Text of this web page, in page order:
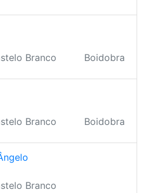
Branco
Boidobra
Branco
Boidobra
Branco